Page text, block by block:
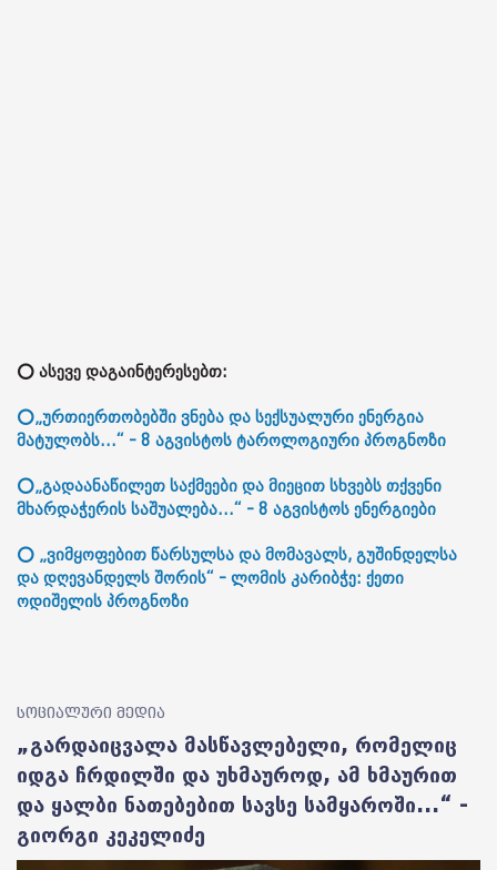
⭕ ასევე დაგაინტერესებთ:
⭕„ურთიერთობებში ვნება და სექსუალური ენერგია
მატულობს...“ - 8 აგვისტოს ტაროლოგიური პროგნოზი
⭕„გადაანაწილეთ საქმეები და მიეცით სხვებს თქვენი
მხარდაჭერის საშუალება...“ - 8 აგვისტოს ენერგიები
⭕ „ვიმყოფებით წარსულსა და მომავალს, გუშინდელსა
და დღევანდელს შორის“ - ლომის კარიბჭე: ქეთი
ოდიშელის პროგნოზი
სოციალური მედია
„გარდაიცვალა მასწავლებელი, რომელიც
იდგა ჩრდილში და უხმაუროდ, ამ ხმაურით
და ყალბი ნათებებით სავსე სამყაროში...“ -
გიორგი კეკელიძე